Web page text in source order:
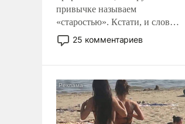
привычке называем
«старостью». Кстати, и слово-
то это уже стараются не
использовать – так же, как
что оно уже несет негативные
коннотации.
25 комментариев